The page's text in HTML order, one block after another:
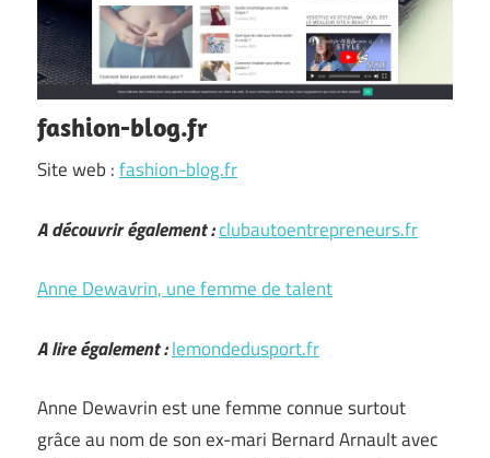
fashion-blog.fr
Site web :fashion-blog.fr
A découvrir également :clubautoentrepreneurs.fr
Anne Dewavrin, une femme de talent
A lire également :lemondedusport.fr
Anne Dewavrin est une femme connue surtout
grâce au nom de son ex-mari Bernard Arnault avec